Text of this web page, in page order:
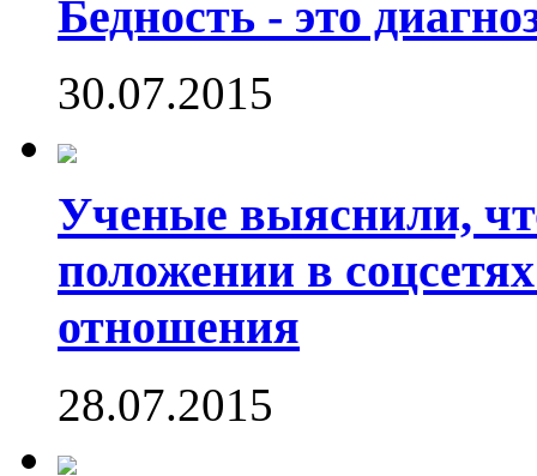
Бедность - это
30.07.2015
Ученые выяснили,
положении в
отношения
28.07.2015